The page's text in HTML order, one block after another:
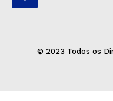
© 2023 Todos os